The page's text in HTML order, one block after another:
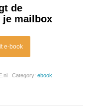
de
mailbox
e-book
Category: ebook